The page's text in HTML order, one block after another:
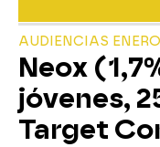
AUDIENCIAS ENERO
Neox
jóvenes,
Target